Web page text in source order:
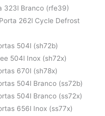
323l Branco (rfe39)
262l Cycle Defrost
504l (sh72b)
504l Inox (sh72x)
670l (sh78x)
504l Branco (ss72b)
504l Branco (ss72x)
656l Inox (ss77x)